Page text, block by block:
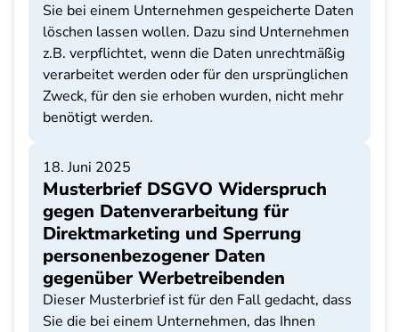
Sie bei einem Unternehmen gespeicherte Daten
löschen lassen wollen. Dazu sind Unternehmen
z.B. verpflichtet, wenn die Daten unrechtmäßig
verarbeitet werden oder für den ursprünglichen
Zweck, für den sie erhoben wurden, nicht mehr
benötigt werden.
18. Juni 2025
Musterbrief DSGVO Widerspruch
gegen Datenverarbeitung für
Direktmarketing und Sperrung
personenbezogener Daten
gegenüber Werbetreibenden
Dieser Musterbrief ist für den Fall gedacht, dass
Sie die bei einem Unternehmen, das Ihnen